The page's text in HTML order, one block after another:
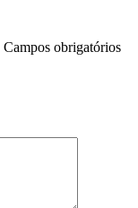
Campos obrigatórios